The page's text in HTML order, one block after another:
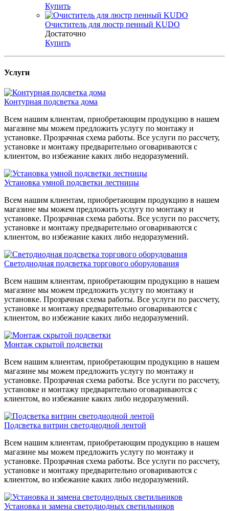
Купить
Очиститель для люстр пенный KUDO
Достаточно
Купить
Услуги
Контурная подсветка дома
Всем нашим клиентам, приобретающим продукцию в нашем
магазине мы можем предложить услугу по монтажу и
установке. Прозрачная схема работы. Все услуги по рассчету,
установке и монтажу предварительно оговариваются с
клиентом, во избежание каких либо недоразумений.
Установка умной подсветки лестницы
Всем нашим клиентам, приобретающим продукцию в нашем
магазине мы можем предложить услугу по монтажу и
установке. Прозрачная схема работы. Все услуги по рассчету,
установке и монтажу предварительно оговариваются с
клиентом, во избежание каких либо недоразумений.
Светодиодная подсветка торгового оборудования
Всем нашим клиентам, приобретающим продукцию в нашем
магазине мы можем предложить услугу по монтажу и
установке. Прозрачная схема работы. Все услуги по рассчету,
установке и монтажу предварительно оговариваются с
клиентом, во избежание каких либо недоразумений.
Монтаж скрытой подсветки
Всем нашим клиентам, приобретающим продукцию в нашем
магазине мы можем предложить услугу по монтажу и
установке. Прозрачная схема работы. Все услуги по рассчету,
установке и монтажу предварительно оговариваются с
клиентом, во избежание каких либо недоразумений.
Подсветка витрин светодиодной лентой
Всем нашим клиентам, приобретающим продукцию в нашем
магазине мы можем предложить услугу по монтажу и
установке. Прозрачная схема работы. Все услуги по рассчету,
установке и монтажу предварительно оговариваются с
клиентом, во избежание каких либо недоразумений.
Установка и замена светодиодных светильников